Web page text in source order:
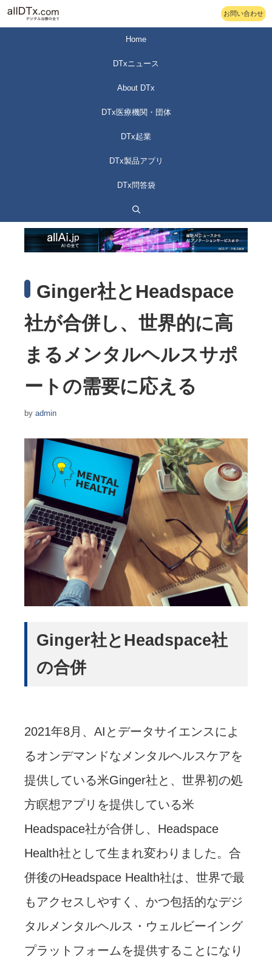
お問い合わせ
Home
DTxニュース
About DTx
DTx医療機関・団体
DTx起業
DTx製品アプリ
DTx問答袋
Ginger社とHeadspace
社が合併し、世界的に高
まるメンタルヘルスサポ
ートの需要に応える
by admin
Ginger社とHeadspace社
の合併
2021年8月、AIとデータサイエンスによ
るオンデマンドなメンタルヘルスケアを
提供している米Ginger社と、世界初の処
方瞑想アプリを提供している米
Headspace社が合併し、Headspace
Health社として生まれ変わりました。合
併後のHeadspace Health社は、世界で最
もアクセスしやすく、かつ包括的なデジ
タルメンタルヘルス・ウェルビーイング
プラットフォームを提供することになり